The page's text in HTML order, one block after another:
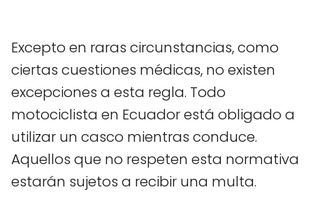
Excepto en raras circunstancias, como
ciertas cuestiones médicas, no existen
excepciones a esta regla. Todo
motociclista en Ecuador está obligado a
utilizar un casco mientras conduce.
Aquellos que no respeten esta normativa
estarán sujetos a recibir una multa.